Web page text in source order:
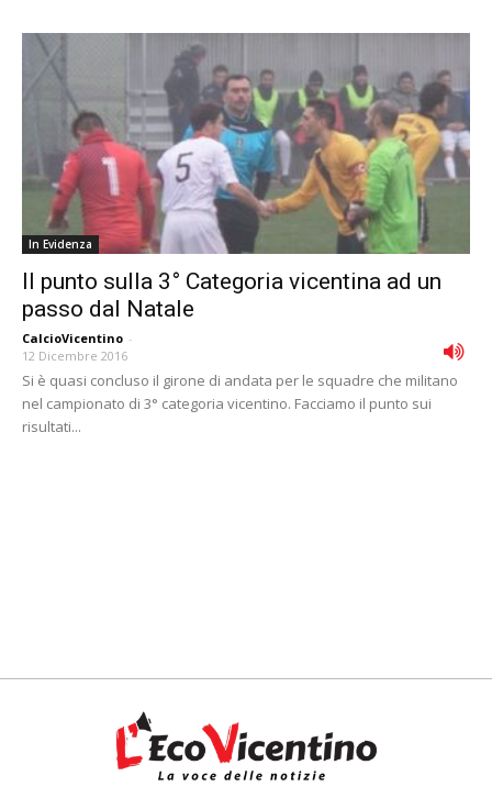
In Evidenza
Il punto sulla 3° Categoria vicentina ad un
passo dal Natale
CalcioVicentino -
12 Dicembre 2016
Si è quasi concluso il girone di andata per le squadre che militano
nel campionato di 3° categoria vicentino. Facciamo il punto sui
risultati...